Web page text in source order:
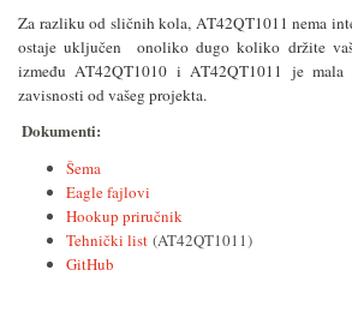
Za razliku od sličnih kola, AT42QT1011 nema
ostaje uključen onoliko dugo koliko držite
između AT42QT1010 i AT42QT1011 je
zavisnosti od vašeg projekta.
Dokumenti:
Šema
Eagle fajlovi
Hookup priručnik
Tehnički list (AT42QT1011)
GitHub